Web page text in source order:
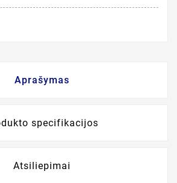
Aprašymas
specifikacijos
Atsiliepimai